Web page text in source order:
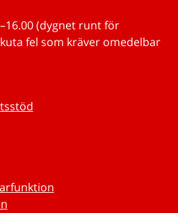
(dygnet runt för
fel som kräver omedelbar